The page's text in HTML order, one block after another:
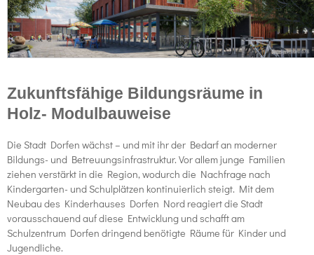
Zukunftsfähige Bildungsräume in
Holz- Modulbauweise
Die Stadt Dorfen wächst – und mit ihr der Bedarf an moderner
Bildungs- und Betreuungsinfrastruktur. Vor allem junge Familien
ziehen verstärkt in die Region, wodurch die Nachfrage nach
Kindergarten- und Schulplätzen kontinuierlich steigt. Mit dem
Neubau des Kinderhauses Dorfen Nord reagiert die Stadt
vorausschauend auf diese Entwicklung und schafft am
Schulzentrum Dorfen dringend benötigte Räume für Kinder und
Jugendliche.